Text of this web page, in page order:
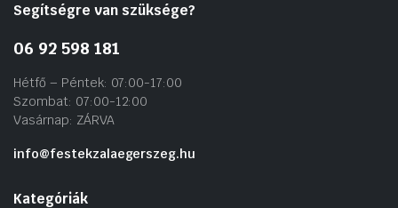
Segítségre van szüksége?
06 92 598 181
Hétfő – Péntek: 07:00-17:00
Szombat: 07:00-12:00
Vasárnap: ZÁRVA
info@festekzalaegerszeg.hu
Kategóriák